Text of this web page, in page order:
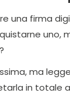
una firma
uno,
ma
in totale